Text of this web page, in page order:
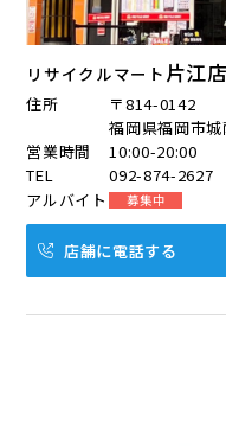
リサイクルマート 片江店
住所
〒814-0142
福岡県福岡市
営業時間
10:00-20:00
TEL
092-874-2627
アルバイト
募集中
店舗に電話する